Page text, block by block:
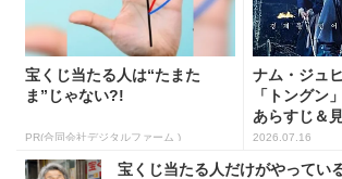
宝くじ当たる人は“たまた
ま”じゃない?!
PR(合同会社デジタルファーム )
ナム・ジュ
「トングン
あらすじ＆
2026.07.16
宝くじ当たる人だけがやってい